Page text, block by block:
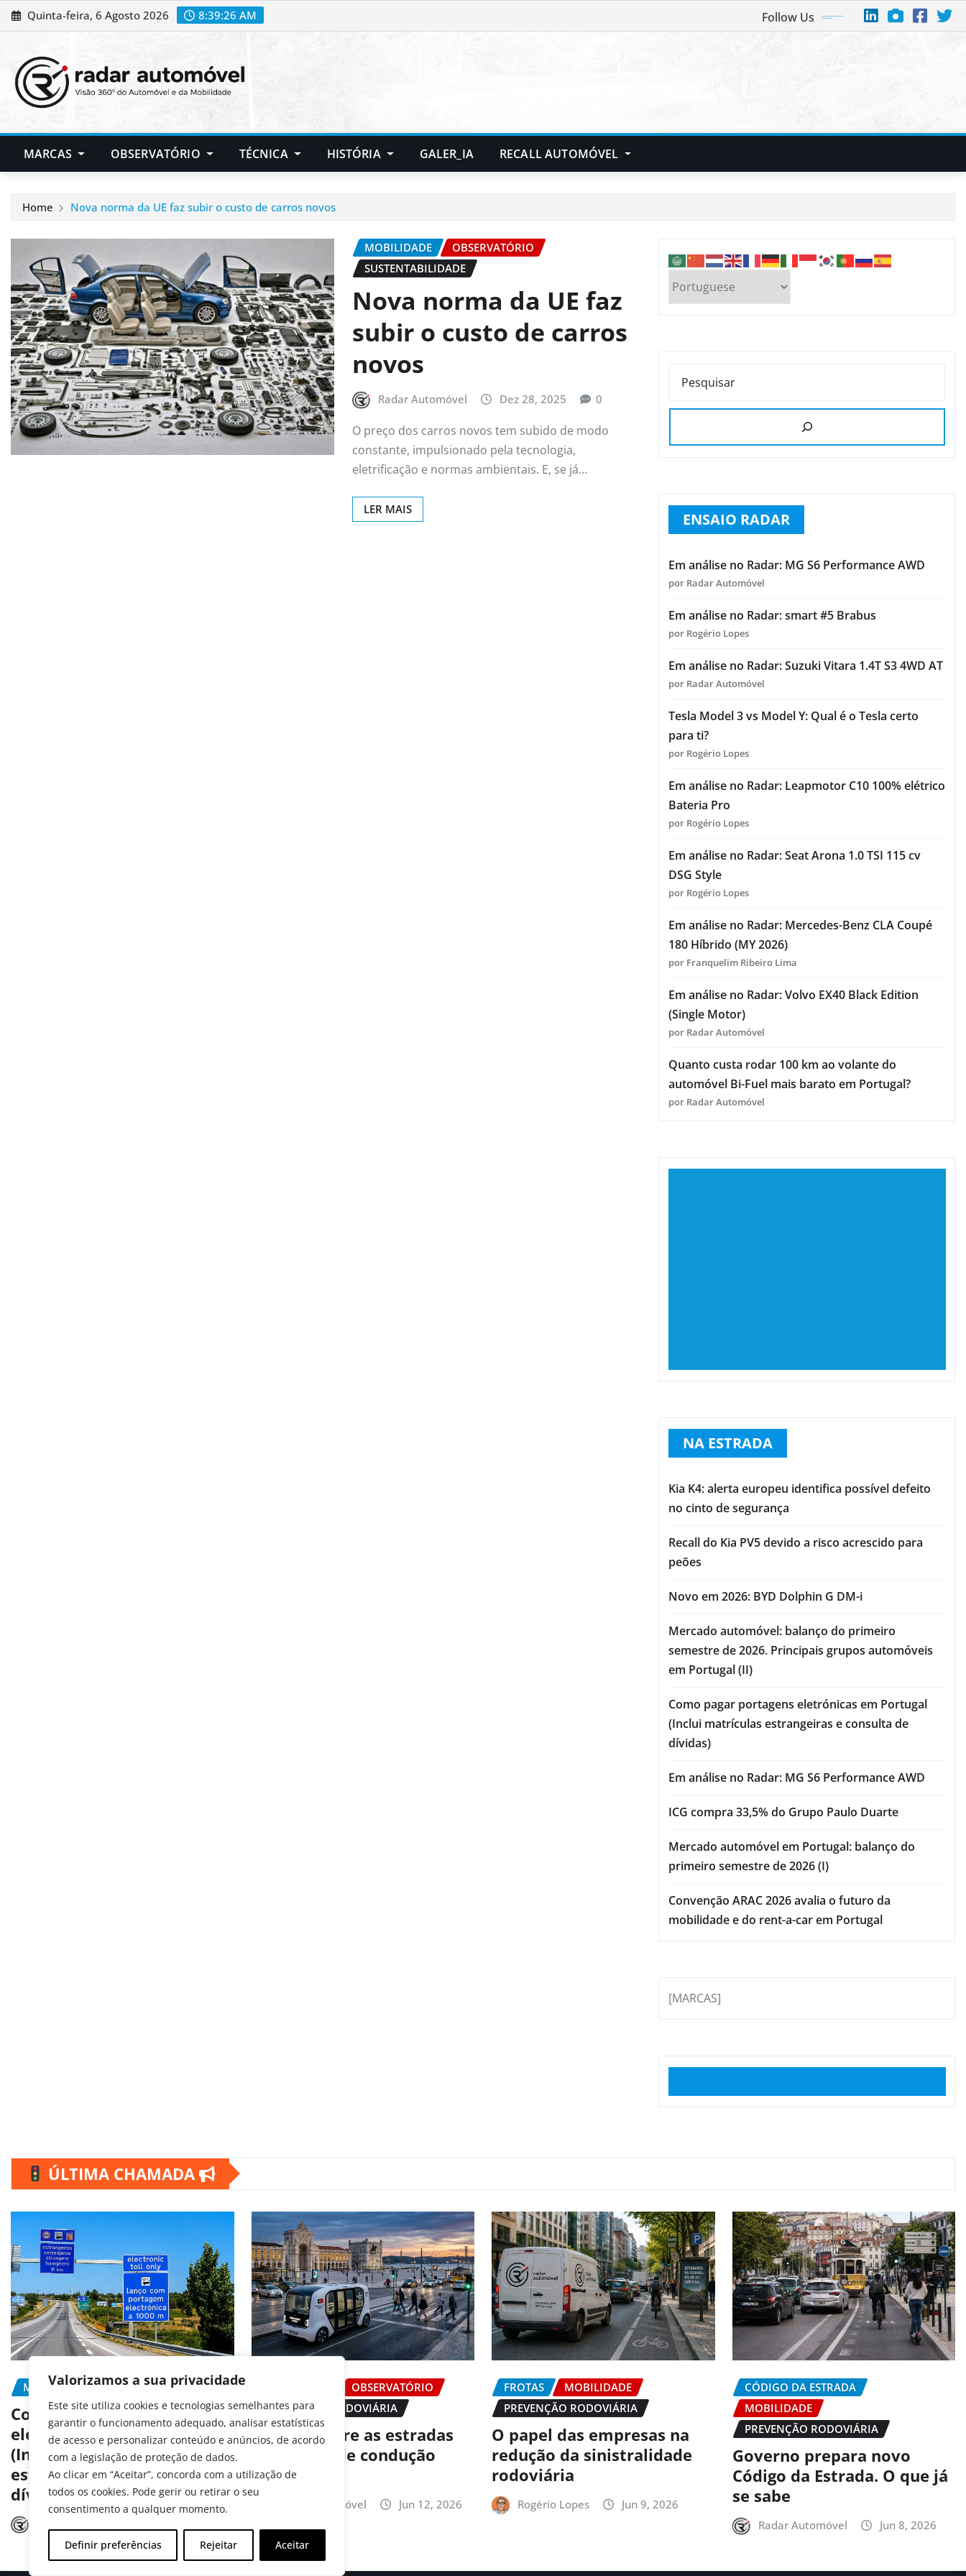
Valorizamos a sua privacidade
Este site utiliza cookies e tecnologias semelhantes para
garantir o funcionamento adequado, analisar estatísticas
de acesso e personalizar conteúdo e anúncios, de acordo
com a legislação de proteção de dados.
Ao clicar em “Aceitar”, concorda com a utilização de
todos os cookies. Pode gerir ou retirar o seu
consentimento a qualquer momento.
Definir preferências Rejeitar Aceitar
Skip
to
Quinta-feira, 6 Agosto 2026 8:39:27 AM Follow Us
MARCAS OBSERVATÓRIO TÉCNICA HISTÓRIA GALER_IA RECALL AUTOMÓVEL
Home Nova norma da UE faz subir o custo de carros novos
MOBILIDADE
OBSERVATÓRIO
SUSTENTABILIDADE
Nova norma da UE faz
subir o custo de carros
novos
Radar Automóvel Dez 28, 2025 0
O preço dos carros novos tem subido de modo
constante, impulsionado pela tecnologia,
eletrificação e normas ambientais. E, se já…
LER MAIS
PESQUISAR
ENSAIO RADAR
Em análise no Radar: MG S6 Performance AWD
por Radar Automóvel
Em análise no Radar: smart #5 Brabus
por Rogério Lopes
Em análise no Radar: Suzuki Vitara 1.4T S3 4WD AT
por Radar Automóvel
Tesla Model 3 vs Model Y: Qual é o Tesla certo
para ti?
por Rogério Lopes
Em análise no Radar: Leapmotor C10 100% elétrico
Bateria Pro
por Rogério Lopes
Em análise no Radar: Seat Arona 1.0 TSI 115 cv
DSG Style
por Rogério Lopes
Em análise no Radar: Mercedes-Benz CLA Coupé
180 Híbrido (MY 2026)
por Franquelim Ribeiro Lima
Em análise no Radar: Volvo EX40 Black Edition
(Single Motor)
por Radar Automóvel
Quanto custa rodar 100 km ao volante do
automóvel Bi-Fuel mais barato em Portugal?
por Radar Automóvel
NA ESTRADA
Kia K4: alerta europeu identifica possível defeito
no cinto de segurança
Recall do Kia PV5 devido a risco acrescido para
peões
Novo em 2026: BYD Dolphin G DM-i
Mercado automóvel: balanço do primeiro
semestre de 2026. Principais grupos automóveis
em Portugal (II)
Como pagar portagens eletrónicas em Portugal
(Inclui matrículas estrangeiras e consulta de
dívidas)
Em análise no Radar: MG S6 Performance AWD
ICG compra 33,5% do Grupo Paulo Duarte
Mercado automóvel em Portugal: balanço do
primeiro semestre de 2026 (I)
Convenção ARAC 2026 avalia o futuro da
mobilidade e do rent-a-car em Portugal
[MARCAS]
ÚLTIMA CHAMADA
MOBILIDADE PORTAGEM
Como pagar portagens
eletrónicas em Portugal
(Inclui matrículas
estrangeiras e consulta de
dívidas)
OBSERVATÓRIO
PREVENÇÃO RODOVIÁRIA
Portugal abre as estradas
aos testes de condução
autónoma
Radar Automóvel Jun 12, 2026
FROTAS
MOBILIDADE
PREVENÇÃO RODOVIÁRIA
O papel das empresas na
redução da sinistralidade
rodoviária
Rogério Lopes Jun 9, 2026
CÓDIGO DA ESTRADA
MOBILIDADE
PREVENÇÃO RODOVIÁRIA
Governo prepara novo
Código da Estrada. O que já
se sabe
Radar Automóvel Jun 8, 2026